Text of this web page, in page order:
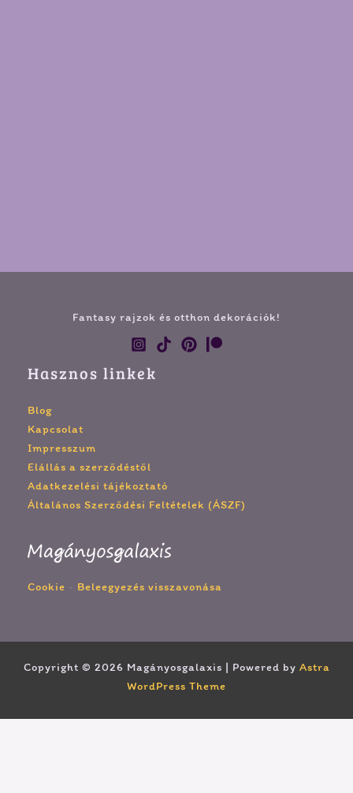
Fantasy rajzok és otthon dekorációk!
Hasznos linkek
Blog
Kapcsolat
Impresszum
Elállás a szerződéstől
Adatkezelési tájékoztató
Általános Szerződési Feltételek (ÁSZF)
Cookie - Beleegyezés visszavonása
Copyright © 2026 Magányosgalaxis | Powered by Astra
WordPress Theme